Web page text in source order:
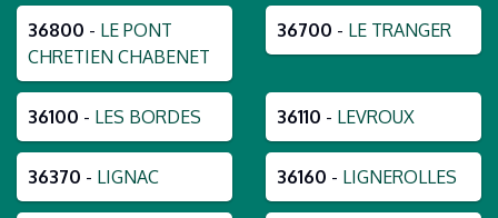
36800 - LE PONT
CHRETIEN CHABENET
36700 - LE TRANGER
36100 - LES BORDES 36110 - LEVROUX
36370 - LIGNAC 36160 - LIGNEROLLES